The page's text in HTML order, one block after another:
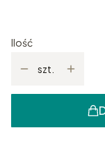
Ilość
szt.